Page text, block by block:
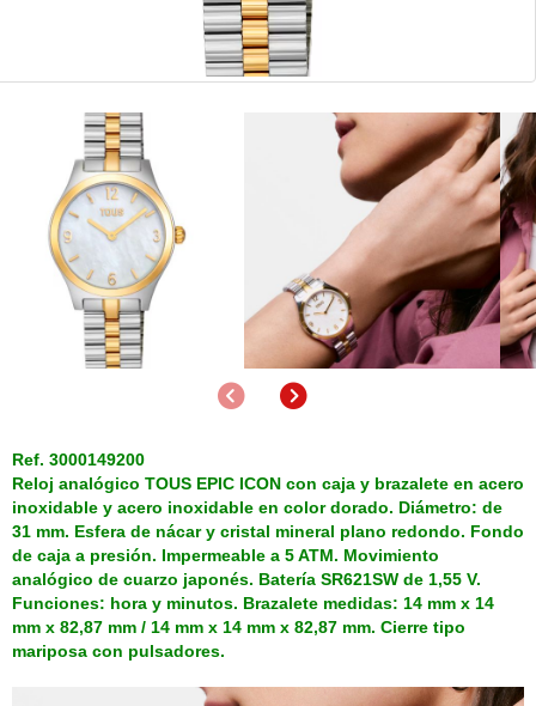
AnteriorSiguiente
Ref. 3000149200
Reloj analógico TOUS EPIC ICON con caja y brazalete en acero
inoxidable y acero inoxidable en color dorado. Diámetro: de
31 mm. Esfera de nácar y cristal mineral plano redondo. Fondo
de caja a presión. Impermeable a 5 ATM. Movimiento
analógico de cuarzo japonés. Batería SR621SW de 1,55 V.
Funciones: hora y minutos. Brazalete medidas: 14 mm x 14
mm x 82,87 mm / 14 mm x 14 mm x 82,87 mm. Cierre tipo
mariposa con pulsadores.